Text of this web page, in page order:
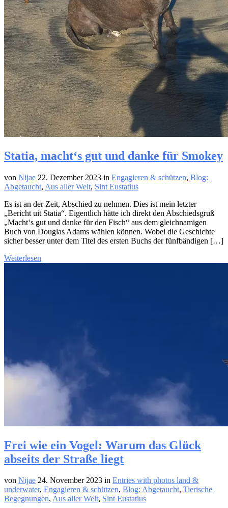
Statia, macht‘s gut und danke für Smokey
von Nijae 22. Dezember 2023 in Engagieren & schützen, Blog:
Abgetaucht, Aus aller Welt, Sint Eustatius
Es ist an der Zeit, Abschied zu nehmen. Dies ist mein letzter
„Bericht uit Statia“. Eigentlich hätte ich direkt den Abschiedsgruß
„Macht‘s gut und danke für den Fisch“ aus dem gleichnamigen
Buch von Douglas Adams wählen können. Wobei die Geschichte
sicher besser unter dem Titel des ersten Buchs der fünfbändigen […]
Weiterlesen
Frei wie ein Vogel: Warum das Glück
abseits der Straße liegt
von Nijae 24. November 2023 in Entries with photos land &
underwater, Engagieren & schützen, Blog: Abgetaucht, Tierische
Begegnungen, Aus aller Welt, Sint Eustatius